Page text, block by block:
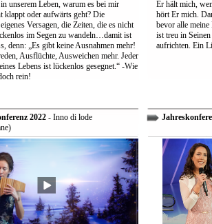
unserem Leben, warum es bei mir
klappt oder aufwärts geht? Die
Versagen, die Zeiten, die es nicht
im Segen zu wandeln…damit ist
denn: „Es gibt keine Ausnahmen mehr!
Ausflüchte, Ausweichen mehr. Jeder
Lebens ist lückenlos gesegnet.“ -Wie
rein!
Er hält mich,
hört Er mich.
bevor alle
ist treu in
aufrichten. Ein
2022- Inno di lode